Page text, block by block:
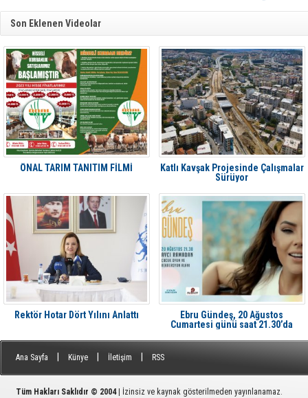
Son Eklenen Videolar
ÖNAL TARIM TANITIM FİLMİ
Katlı Kavşak Projesinde Çalışmalar
Sürüyor
Rektör Hotar Dört Yılını Anlattı
Ebru Gündeş, 20 Ağustos
Cumartesi günü saat 21.30’da
Ana Sayfa Künye İletişim RSS
Tüm Hakları Saklıdır © 2004| İzinsiz ve kaynak gösterilmeden yayınlanamaz.